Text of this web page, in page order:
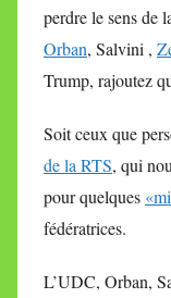
perdre le sens de
Orban, Salvini ,
Trump, rajoutez
Soit ceux que
de la RTS, qui
pour quelques
fédératrices.
L’UDC, Orban,